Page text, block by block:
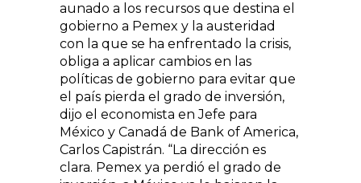
aunado a los recursos que destina el
gobierno a Pemex y la austeridad
con la que se ha enfrentado la crisis,
obliga a aplicar cambios en las
políticas de gobierno para evitar que
el país pierda el grado de inversión,
dijo el economista en Jefe para
México y Canadá de Bank of America,
Carlos Capistrán. “La dirección es
clara. Pemex ya perdió el grado de